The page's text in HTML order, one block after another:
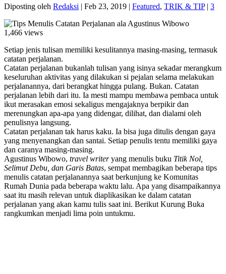
Diposting oleh Redaksi | Feb 23, 2019 | Featured, TRIK & TIP| 3
1,466 views
Setiap jenis tulisan memiliki kesulitannya masing-masing, termasuk
catatan perjalanan.
Catatan perjalanan bukanlah tulisan yang isinya sekadar merangkum
keseluruhan aktivitas yang dilakukan si pejalan selama melakukan
perjalanannya, dari berangkat hingga pulang. Bukan. Catatan
perjalanan lebih dari itu. Ia mesti mampu membawa pembaca untuk
ikut merasakan emosi sekaligus mengajaknya berpikir dan
merenungkan apa-apa yang didengar, dilihat, dan dialami oleh
penulisnya langsung.
Catatan perjalanan tak harus kaku. Ia bisa juga ditulis dengan gaya
yang menyenangkan dan santai. Setiap penulis tentu memiliki gaya
dan caranya masing-masing.
Agustinus Wibowo, travel writeryang menulis buku Titik Nol,
Selimut Debu, dan Garis Batas, sempat membagikan beberapa tips
menulis catatan perjalanannya saat berkunjung ke Komunitas
Rumah Dunia pada beberapa waktu lalu. Apa yang disampaikannya
saat itu masih relevan untuk diaplikasikan ke dalam catatan
perjalanan yang akan kamu tulis saat ini. Berikut Kurung Buka
rangkumkan menjadi lima poin untukmu.